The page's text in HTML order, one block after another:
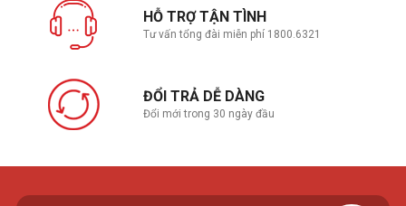
HỖ TRỢ TẬN TÌNH
Tư vấn tổng đài miễn phí 1800.6321
ĐỔI TRẢ DỄ DÀNG
Đổi mới trong 30 ngày đầu